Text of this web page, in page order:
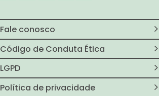
Fale conosco
Código de Conduta Ética
LGPD
Política de privacidade